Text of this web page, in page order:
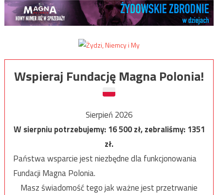
Wspieraj Fundację Magna Polonia!
Sierpień 2026
W sierpniu potrzebujemy:16 500zł, zebraliśmy:1351
zł.
Państwa wsparcie jest niezbędne dla funkcjonowania
Fundacji Magna Polonia.
Masz świadomość tego jak ważne jest przetrwanie